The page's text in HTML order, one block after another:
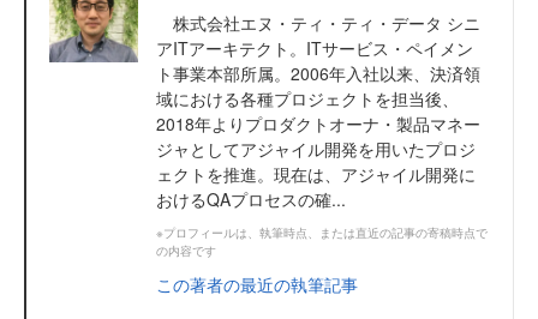
株式会社エヌ・ティ・ティ・データ シニ
アITアーキテクト。ITサービス・ペイメン
ト事業本部所属。2006年入社以来、決済領
域における各種プロジェクトを担当後、
2018年よりプロダクトオーナ・製品マネー
ジャとしてアジャイル開発を用いたプロジ
ェクトを推進。現在は、アジャイル開発に
おけるQAプロセスの確...
※プロフィールは、執筆時点、または直近の記事の寄稿時点で
の内容です
この著者の最近の執筆記事